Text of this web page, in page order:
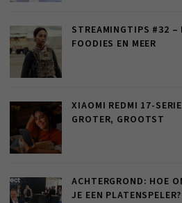
STREAMINGTIPS #32 –
FOODIES EN MEER
XIAOMI REDMI 17-
GROTER, GROOTST
ACHTERGROND: HOE
JE EEN PLATENSPELER?